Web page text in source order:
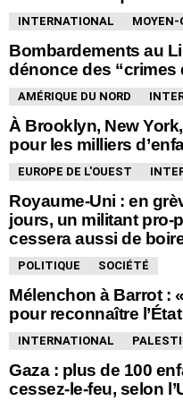
INTERNATIONAL MOYEN-
Bombardements au
dénonce des “crimes
AMÉRIQUE DU NORD
À Brooklyn, New
pour les milliers
EUROPE DE L'OUEST
Royaume-Uni : en
jours, un militant pro-
cessera aussi de
POLITIQUE SOCIÉTÉ
Mélenchon à Barrot :
pour reconnaître
INTERNATIONAL
Gaza : plus de 100
cessez-le-feu, selon